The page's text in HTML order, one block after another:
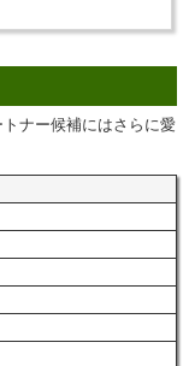
ナー候補にはさらに愛